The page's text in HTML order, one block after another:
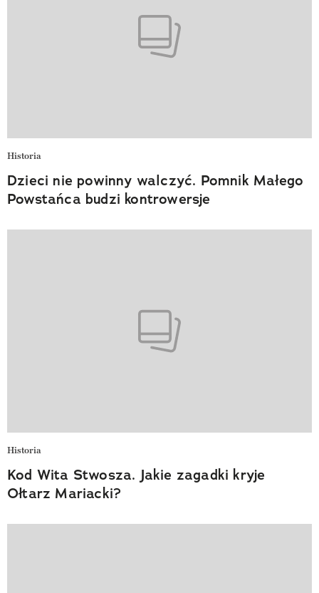
Historia
Dzieci nie powinny walczyć. Pomnik Małego
Powstańca budzi kontrowersje
Historia
Kod Wita Stwosza. Jakie zagadki kryje
Ołtarz Mariacki?